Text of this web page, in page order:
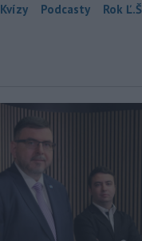
Kvízy Podcasty Rok